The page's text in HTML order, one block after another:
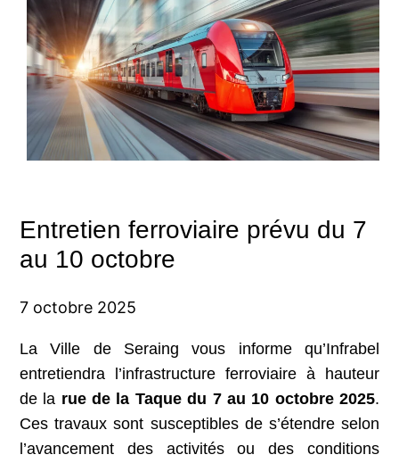
Entretien ferroviaire prévu du 7
au 10 octobre
7 octobre 2025
La Ville de Seraing vous informe qu’Infrabel
entretiendra l’infrastructure ferroviaire à hauteur
de la rue de la Taque du 7 au 10 octobre 2025.
Ces travaux sont susceptibles de s’étendre selon
l’avancement des activités ou des conditions